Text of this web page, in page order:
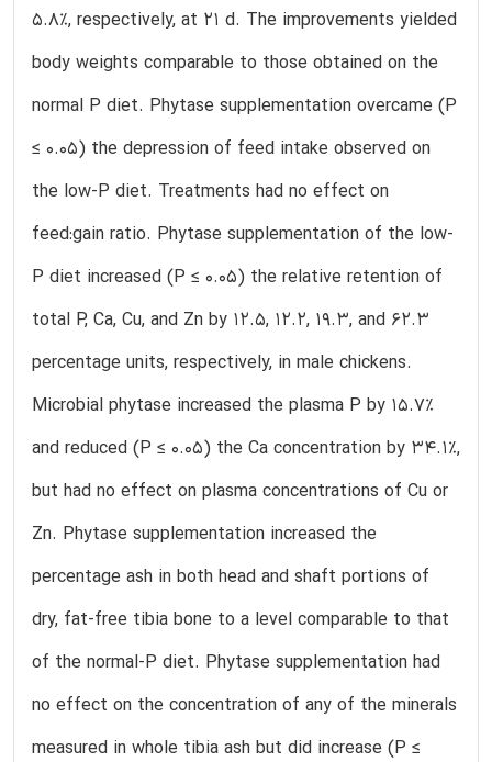
5.8%, respectively, at 21 d. The improvements yielded
body weights comparable to those obtained on the
normal P diet. Phytase supplementation overcame (P
≤ 0.05) the depression of feed intake observed on
the low-P diet. Treatments had no effect on
feed:gain ratio. Phytase supplementation of the low-
P diet increased (P ≤ 0.05) the relative retention of
total P, Ca, Cu, and Zn by 12.5, 12.2, 19.3, and 62.3
percentage units, respectively, in male chickens.
Microbial phytase increased the plasma P by 15.7%
and reduced (P ≤ 0.05) the Ca concentration by 34.1%,
but had no effect on plasma concentrations of Cu or
Zn. Phytase supplementation increased the
percentage ash in both head and shaft portions of
dry, fat-free tibia bone to a level comparable to that
of the normal-P diet. Phytase supplementation had
no effect on the concentration of any of the minerals
measured in whole tibia ash but did increase (P ≤